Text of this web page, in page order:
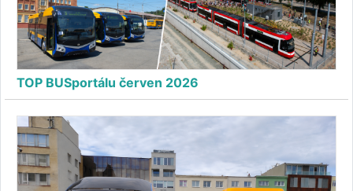
TOP BUSportálu červen 2026